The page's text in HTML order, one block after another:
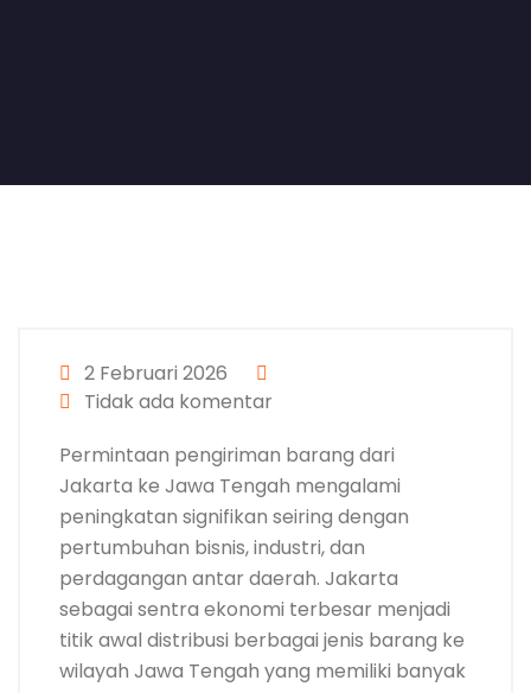
2 Februari 2026
Tidak ada komentar
Permintaan pengiriman barang dari
Jakarta ke Jawa Tengah mengalami
peningkatan signifikan seiring dengan
pertumbuhan bisnis, industri, dan
perdagangan antar daerah. Jakarta
sebagai sentra ekonomi terbesar menjadi
titik awal distribusi berbagai jenis barang ke
wilayah Jawa Tengah yang memiliki banyak